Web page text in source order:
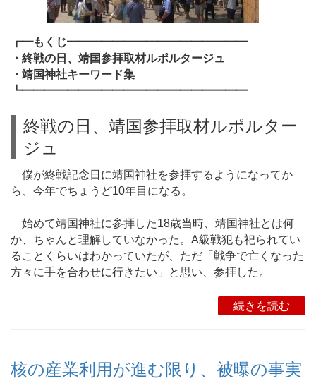
┏━もくじ━━━━━━━━━━━━━━━━
・終戦の日、靖国参拝取材ルポルタージュ
・靖国神社キーワード集
┗━━━━━━━━━━━━━━━━━━━━
終戦の日、靖国参拝取材ルポルター
ジュ
僕が終戦記念日に靖国神社を参拝するようになってか
ら、今年でちょうど10年目になる。
始めて靖国神社に参拝した18歳当時、靖国神社とは何
か、ちゃんと理解していなかった。A級戦犯も祀られてい
ることくらいはわかっていたが、ただ「戦争で亡くなった
方々に手を合わせに行きたい」と思い、参拝した。
続きを読む
核の産業利用が進む限り、被曝の事実